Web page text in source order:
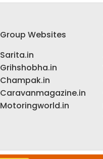
Group Websites
Sarita.in
Grihshobha.in
Champak.in
Caravanmagazine.in
Motoringworld.in